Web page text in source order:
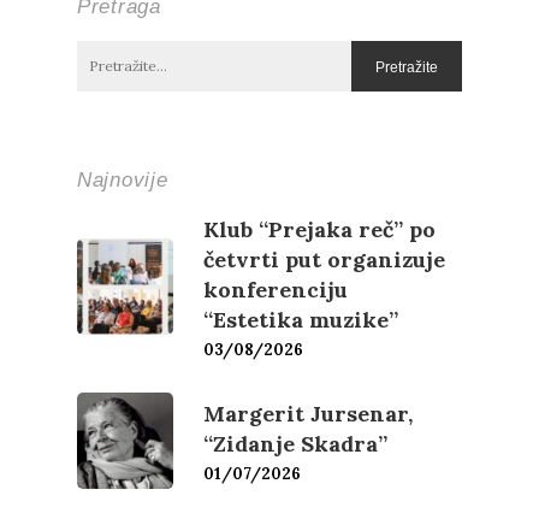
Pretraga
Najnovije
Klub “Prejaka reč” po
četvrti put organizuje
konferenciju
“Estetika muzike”
03/08/2026
Margerit Jursenar,
“Zidanje Skadra”
01/07/2026
Književnost
Poezija
Esejistika
Teorija
Estetika
Muzika
Šta čitamo?